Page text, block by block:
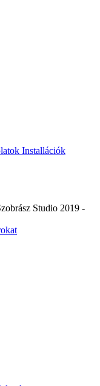
Installációk
Studio 2019 -